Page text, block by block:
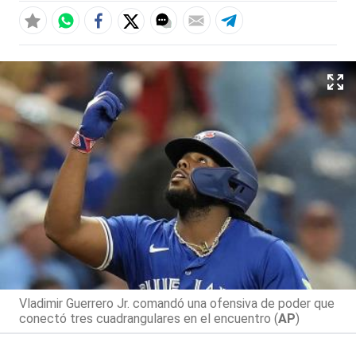
Vladimir Guerrero Jr. comandó una ofensiva de poder que
conectó tres cuadrangulares en el encuentro (AP)